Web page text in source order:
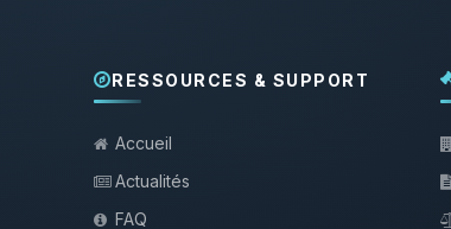
RESSOURCES & SUPPORT
Accueil
Actualités
FAQ